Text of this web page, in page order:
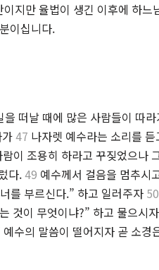
지만 율법이 생긴 이후에 하느
이십니다.
떠날 때에 많은 사람들이 따
47 나자렛 예수라는 소리를
이 조용히 하라고 꾸짖었으나
다.49 예수께서 걸음을 멈추시
를 부르신다.” 하고 일러주자 50
것이 무엇이냐?” 하고 물으시
수의 말씀이 떨어지자 곧 소경